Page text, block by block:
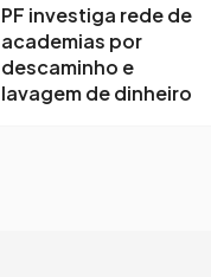
PF investiga rede de
academias por
descaminho e
lavagem de dinheiro